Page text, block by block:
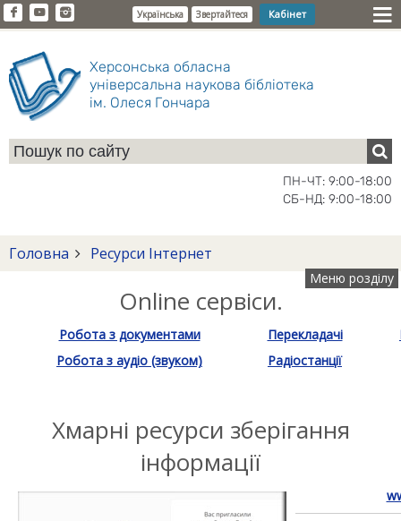
Українська Звертайтеся Кабінет
Херсонська обласна
універсальна наукова бібліотека
ім. Олеся Гончара
ПН-ЧТ: 9:00-18:00
СБ-НД: 9:00-18:00
Головна Ресурси Інтернет
Меню розділу
Online сервіси.
Робота з документами Перекладачі
Робота з аудіо (звуком)
Радіостанції
Хмарні ресурси зберігання
інформації